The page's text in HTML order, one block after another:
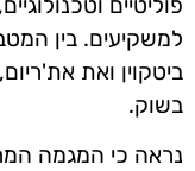
למשקיעים. בין
ביטקוין ואת
בשוק.
נראה כי המגמה